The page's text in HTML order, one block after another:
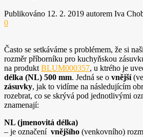
Publikováno 12. 2. 2019 autorem Iva
0
Často se setkáváme s problémem, že si
rozměr příborníku pro kuchyňskou
na produktBLUM000357, u ktrého je
délka (NL) 500 mm. Jedná se o vnější
zásuvky, jak to vidíme na následujícím
rozebrat, co se skrývá pod jednotlivými
znamenají:
NL (jmenovitá délka)
– je označení vnějšího (venkovního)